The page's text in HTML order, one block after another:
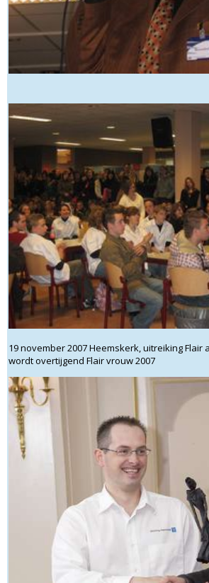
19 november 2007 Heemskerk, uitreiking Flair
wordt overtijgend Flair vrouw 2007